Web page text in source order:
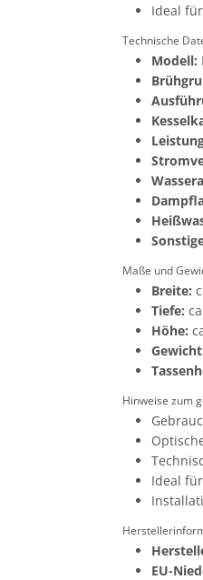
Ideal
Technische
Modell:
Maße und
Breite:
Tiefe:
Höhe:
Hinweise zum
Ideal
EU-